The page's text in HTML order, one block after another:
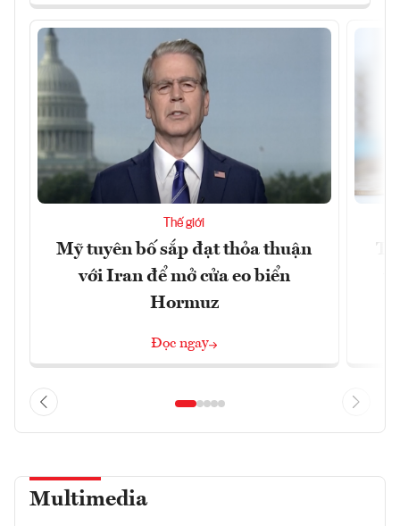
Thế giới
Mỹ tuyên bố sắp đạt thỏa thuận
với Iran để mở cửa eo biển
Hormuz
Đọc ngay
Multimedia